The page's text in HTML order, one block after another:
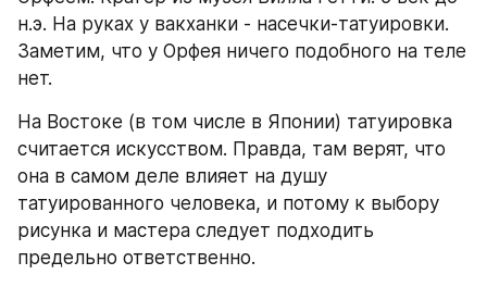
н.э. На руках у вакханки - насечки-татуировки.
Заметим, что у Орфея ничего подобного на теле
нет.
На Востоке (в том числе в Японии) татуировка
считается искусством. Правда, там верят, что
она в самом деле влияет на душу
татуированного человека, и потому к выбору
рисунка и мастера следует подходить
предельно ответственно.